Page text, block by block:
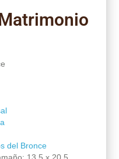
del Bronce
13,5 x 20,5